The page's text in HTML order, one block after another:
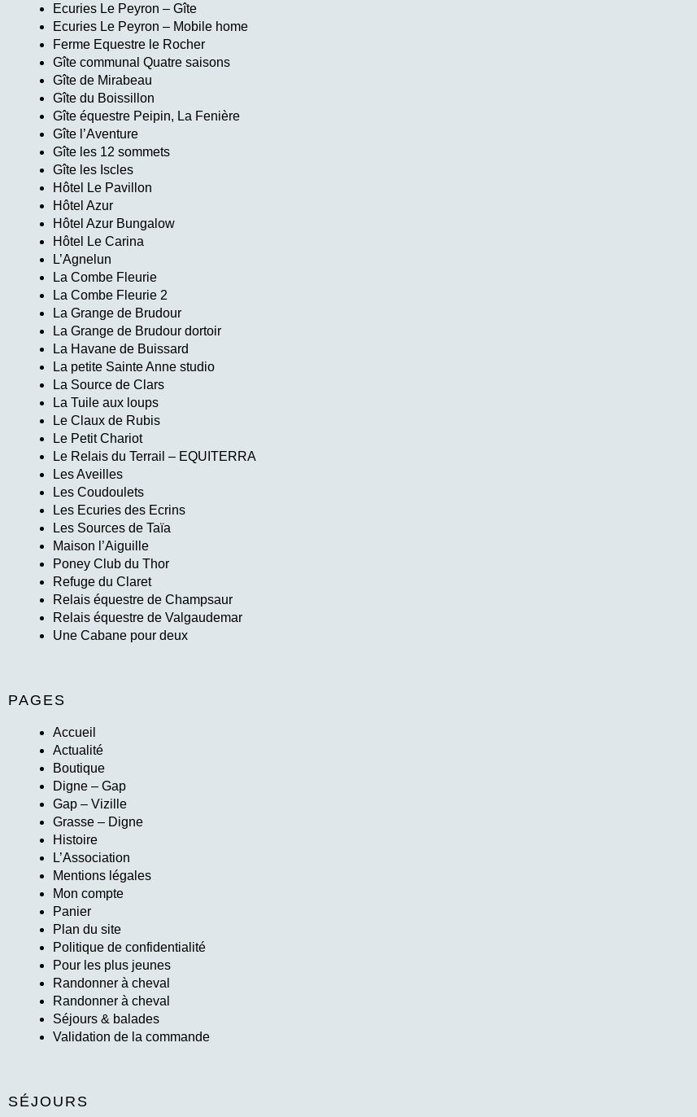
Ecuries Le Peyron – Gîte
Ecuries Le Peyron – Mobile home
Ferme Equestre le Rocher
Gîte communal Quatre saisons
Gîte de Mirabeau
Gîte du Boissillon
Gîte équestre Peipin, La Fenière
Gîte l’Aventure
Gîte les 12 sommets
Gîte les Iscles
Hôtel Le Pavillon
Hôtel Azur
Hôtel Azur Bungalow
Hôtel Le Carina
L’Agnelun
La Combe Fleurie
La Combe Fleurie 2
La Grange de Brudour
La Grange de Brudour dortoir
La Havane de Buissard
La petite Sainte Anne studio
La Source de Clars
La Tuile aux loups
Le Claux de Rubis
Le Petit Chariot
Le Relais du Terrail – EQUITERRA
Les Aveilles
Les Coudoulets
Les Ecuries des Ecrins
Les Sources de Taïa
Maison l’Aiguille
Poney Club du Thor
Refuge du Claret
Relais équestre de Champsaur
Relais équestre de Valgaudemar
Une Cabane pour deux
PAGES
Accueil
Actualité
Boutique
Digne – Gap
Gap – Vizille
Grasse – Digne
Histoire
L’Association
Mentions légales
Mon compte
Panier
Plan du site
Politique de confidentialité
Pour les plus jeunes
Randonner à cheval
Randonner à cheval
Séjours & balades
Validation de la commande
SÉJOURS